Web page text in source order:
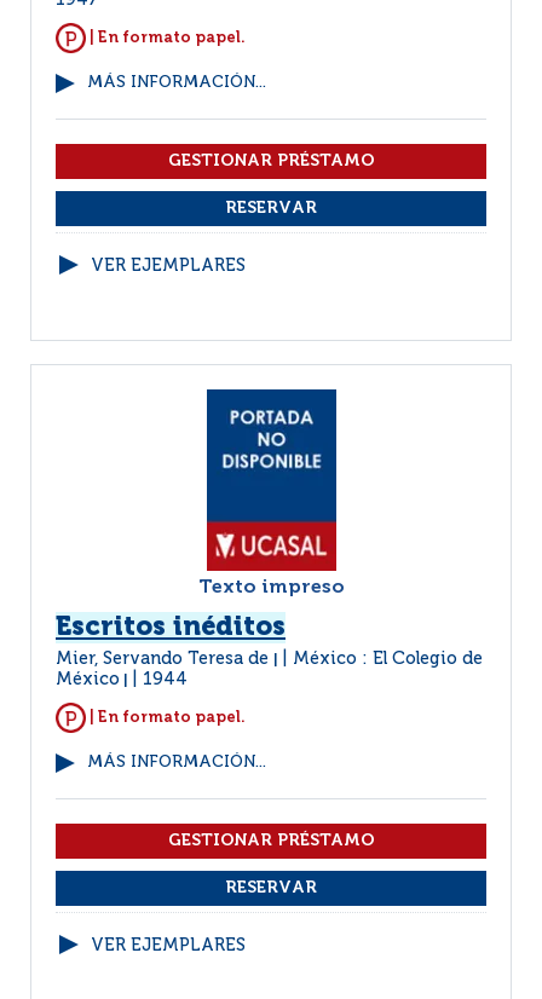
| En formato papel.
MÁS INFORMACIÓN...
VER EJEMPLARES
Texto impreso
Escritos inéditos
Mier, Servando Teresa de
México : El Colegio de
México
1944
| En formato papel.
MÁS INFORMACIÓN...
VER EJEMPLARES